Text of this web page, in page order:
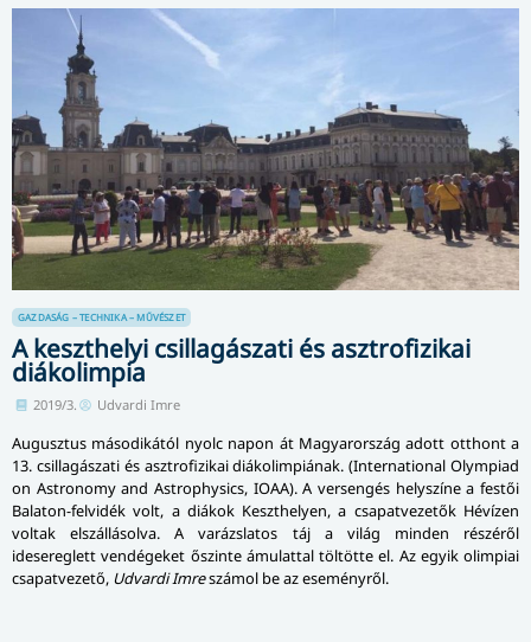
GAZDASÁG – TECHNIKA – MŰVÉSZET
A keszthelyi csillagászati és asztrofizikai
diákolimpia
2019/3. Udvardi Imre
Augusztus másodikától nyolc napon át Magyarország adott otthont a
13. csillagászati és asztrofizikai diákolimpiának. (International Olympiad
on Astronomy and Astrophysics, IOAA). A versengés helyszíne a festői
Balaton-felvidék volt, a diákok Keszthelyen, a csapatvezetők Hévízen
voltak elszállásolva. A varázslatos táj a világ minden részéről
idesereglett vendégeket őszinte ámulattal töltötte el. Az egyik olimpiai
csapatvezető, Udvardi Imreszámol be az eseményről.